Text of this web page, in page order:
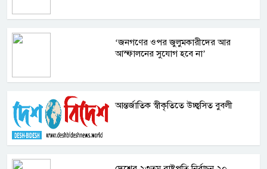
‘জনগণের ওপর জুলুমকারীদের আর
আস্ফালনের সুযোগ হবে না’
আন্তর্জাতিক স্বীকৃতিতে উচ্ছ্বসিত বুবলী